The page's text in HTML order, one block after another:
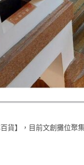
貨】，目前文創攤位聚